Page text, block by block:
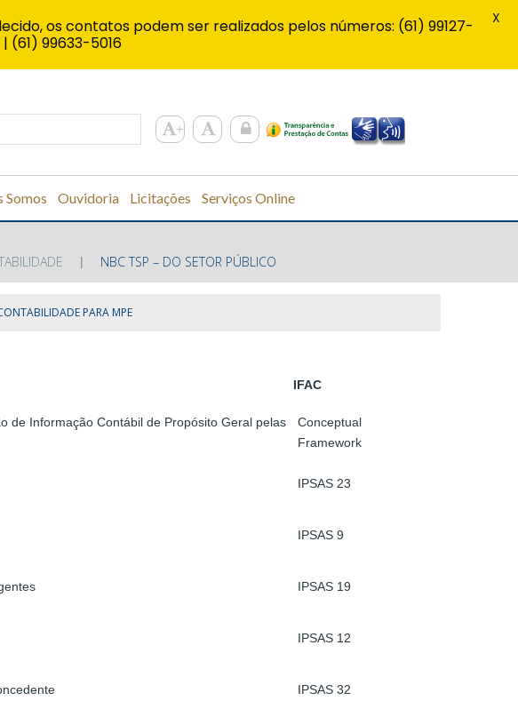
Somos Ouvidoria Licitações Serviços Online
NBC TSP – DO SETOR PÚBLICO
PARA MPE
IFAC
de Informação Contábil de Propósito Geral pelas
Conceptual
Framework
IPSAS 23
IPSAS 9
IPSAS 19
IPSAS 12
IPSAS 32
os contatos podem ser realizados pelos números: (61) 99127-
(61) 99633-5016
X